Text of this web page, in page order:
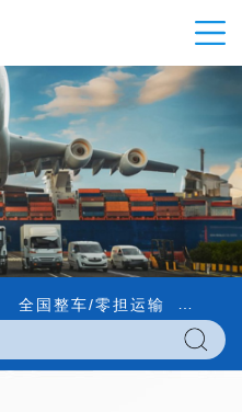
全国整车/零担运输 内外贸